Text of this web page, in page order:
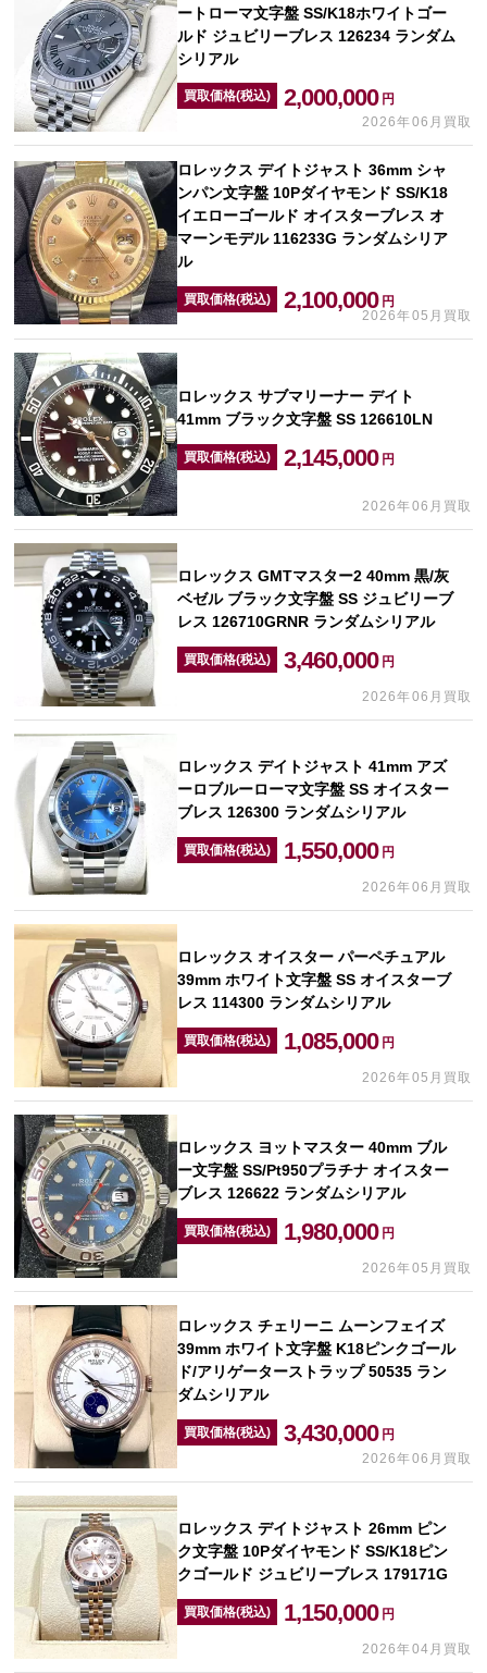
ートローマ文字盤 SS/K18ホワイトゴー
ルド ジュビリーブレス 126234 ランダム
シリアル
買取価格(税込) 2,000,000 円
2026年06月買取
ロレックス デイトジャスト 36mm シャ
ンパン文字盤 10Pダイヤモンド SS/K18
イエローゴールド オイスターブレス オ
マーンモデル 116233G ランダムシリア
ル
買取価格(税込) 2,100,000 円
2026年05月買取
ロレックス サブマリーナー デイト
41mm ブラック文字盤 SS 126610LN
買取価格(税込) 2,145,000 円
2026年06月買取
ロレックス GMTマスター2 40mm 黒/灰
ベゼル ブラック文字盤 SS ジュビリーブ
レス 126710GRNR ランダムシリアル
買取価格(税込) 3,460,000 円
2026年06月買取
ロレックス デイトジャスト 41mm アズ
ーロブルーローマ文字盤 SS オイスター
ブレス 126300 ランダムシリアル
買取価格(税込) 1,550,000 円
2026年06月買取
ロレックス オイスター パーペチュアル
39mm ホワイト文字盤 SS オイスターブ
レス 114300 ランダムシリアル
買取価格(税込) 1,085,000 円
2026年05月買取
ロレックス ヨットマスター 40mm ブル
ー文字盤 SS/Pt950プラチナ オイスター
ブレス 126622 ランダムシリアル
買取価格(税込) 1,980,000 円
2026年05月買取
ロレックス チェリーニ ムーンフェイズ
39mm ホワイト文字盤 K18ピンクゴール
ド/アリゲーターストラップ 50535 ラン
ダムシリアル
買取価格(税込) 3,430,000 円
2026年06月買取
ロレックス デイトジャスト 26mm ピン
ク文字盤 10Pダイヤモンド SS/K18ピン
クゴールド ジュビリーブレス 179171G
買取価格(税込) 1,150,000 円
2026年04月買取